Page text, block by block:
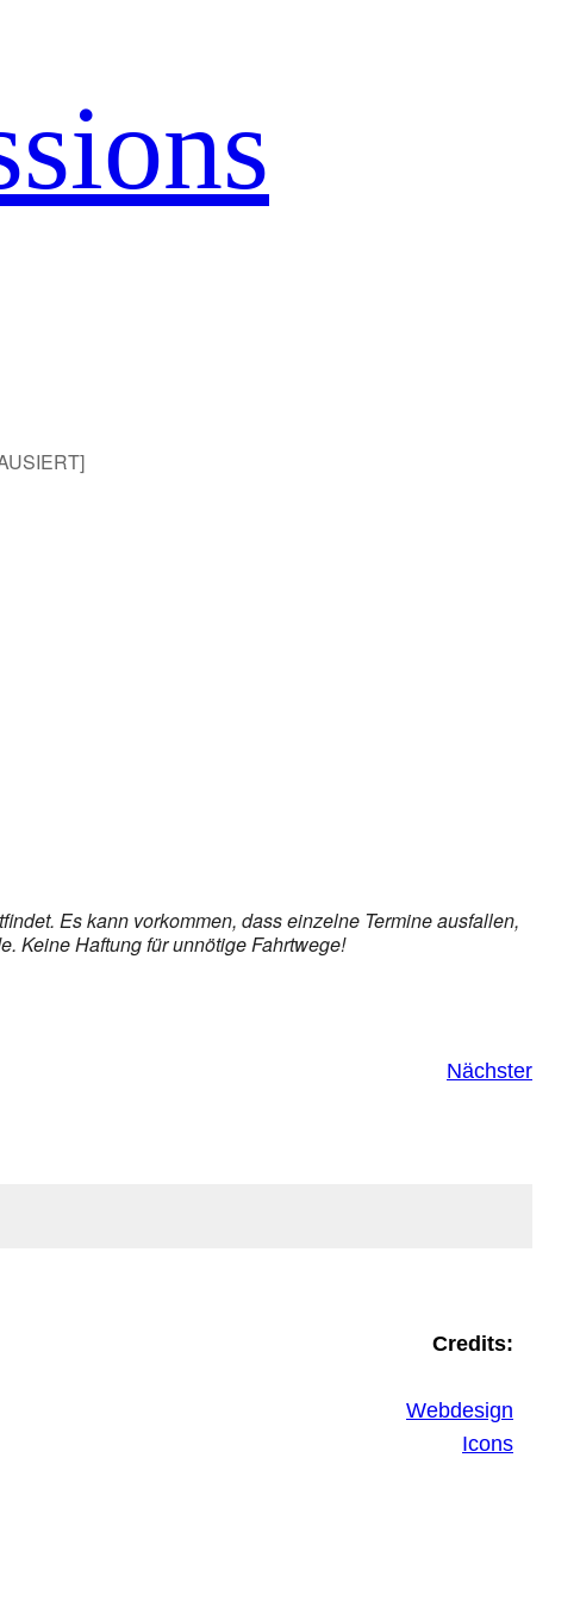
Es kann vorkommen, dass einzelne Termine ausfallen,
Keine Haftung für unnötige Fahrtwege!
Nächster
Credits:
Webdesign
Icons